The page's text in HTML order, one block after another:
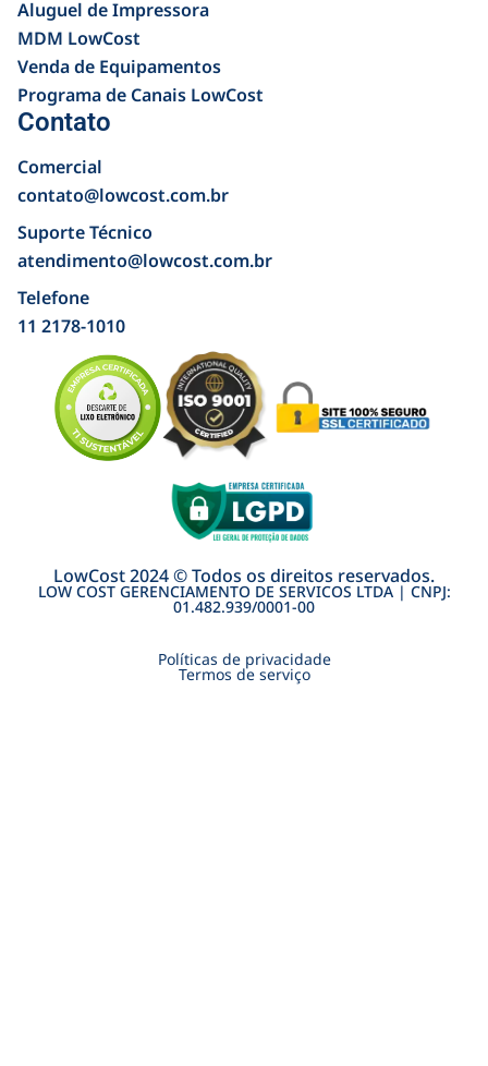
Aluguel de Impressora
MDM LowCost
Venda de Equipamentos
Programa de Canais LowCost
Contato
Comercial
contato@lowcost.com.br
Suporte Técnico
atendimento@lowcost.com.br
Telefone
11 2178-1010
LowCost 2024 © Todos os direitos reservados.
LOW COST GERENCIAMENTO DE SERVICOS LTDA | CNPJ:
01.482.939/0001-00
Políticas de privacidade
Termos de serviço